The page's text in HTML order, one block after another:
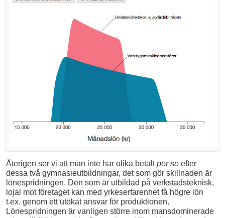
Återigen ser vi att man inte har olika betaltper se efter
dessa två gymnasieutbildningar, det som gör skillnaden är
lönespridningen. Den som är utbildad på verkstadsteknisk,
lojal mot företaget kan med yrkeserfarenhet få högre lön
t.ex. genom ett utökat ansvar för produktionen.
Lönespridningen är vanligen större inom mansdominerade